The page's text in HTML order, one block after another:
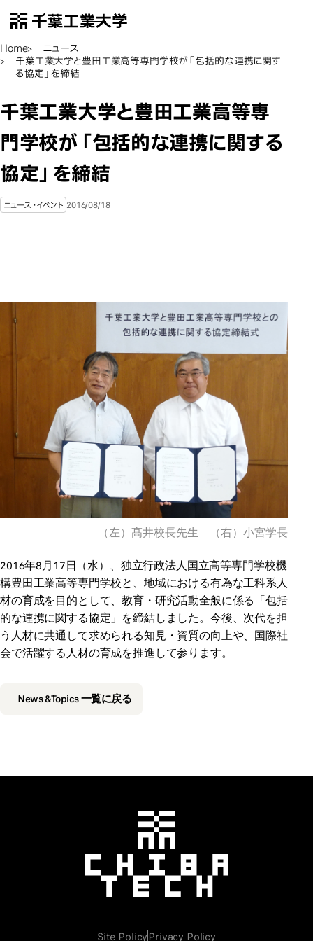
千葉工業大学
Open Menu
Home
ニュース
千葉工業大学と豊田工業高等専門学校が「包括的な連携に関す
る協定」を締結
千葉工業大学と豊田工業高等専
門学校が「包括的な連携に関する
協定」を締結
ニュース・イベント 2016/08/18
（左）髙井校長先生 （右）小宮学長
2016年8月17日（水）、独立行政法人国立高等専門学校機
構豊田工業高等専門学校と、地域における有為な工科系人
材の育成を目的として、教育・研究活動全般に係る「包括
的な連携に関する協定」を締結しました。今後、次代を担
う人材に共通して求められる知見・資質の向上や、国際社
会で活躍する人材の育成を推進して参ります。
News &Topics 一覧に戻る
千葉工業大学
Site PolicyPrivacy Policy